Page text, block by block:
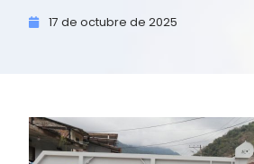
17 de octubre de 2025